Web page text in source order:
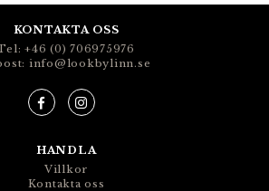
KONTAKTA OSS
+46 (0) 706975976
info@lookbylinn.se
HANDLA
Villkor
Kontakta oss